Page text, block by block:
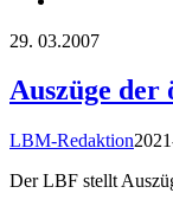
29. 03.2007
Auszüge
LBM-Redaktion
Der LBF stellt